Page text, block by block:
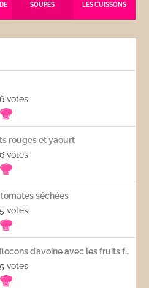
SOUPES LES CUISSONS
6votes
rouges et yaourt
6votes
séchées
5votes
Porridge aux flocons d’avoine avec les fruits frais
5votes